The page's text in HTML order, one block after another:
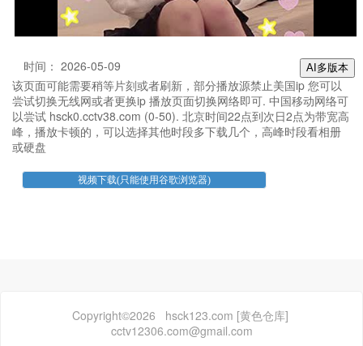
AI多版本
时间： 2026-05-09
该页面可能需要稍等片刻或者刷新，部分播放源禁止美国ip 您可以
尝试切换无线网或者更换ip 播放页面切换网络即可. 中国移动网络可
以尝试 hsck0.cctv38.com (0-50). 北京时间22点到次日2点为带宽高
峰，播放卡顿的，可以选择其他时段多下载几个，高峰时段看相册
或硬盘
Copyright©2026 hsck123.com [黄色仓库]
cctv12306.com@gmail.com